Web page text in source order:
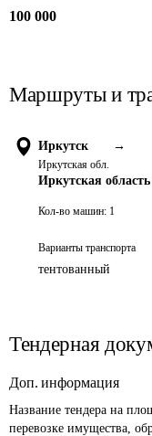
100 000
Маршруты и
Иркутск →
Иркутская обл.
Иркутская область
Кол-во машин: 1
Варианты транспорта
тентованный
Тендерная
Доп. информация
Название тендера на
перевозке имущества,